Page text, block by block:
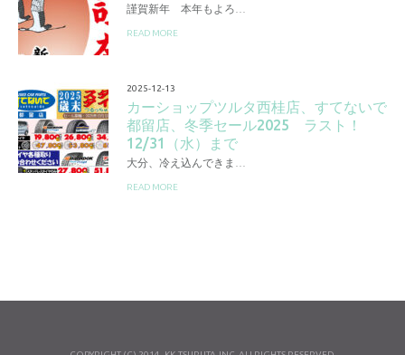
謹賀新年 本年もよろ…
READ MORE
2025-12-13
カーショップツルタ西桂店、すてないで
都留店、冬季セール2025 ラスト！
12/31（水）まで
大分、冷え込んできま…
READ MORE